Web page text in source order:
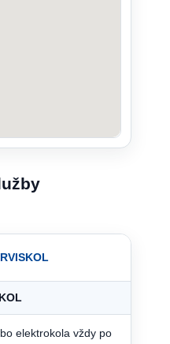
elektrokola vždy po